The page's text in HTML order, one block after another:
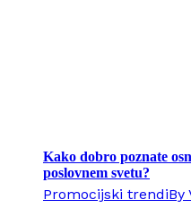
Kako dobro poznate
poslovnem svetu?
Promocijski trendiBy